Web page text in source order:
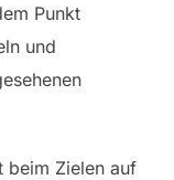
Punkt
und
beim Zielen auf